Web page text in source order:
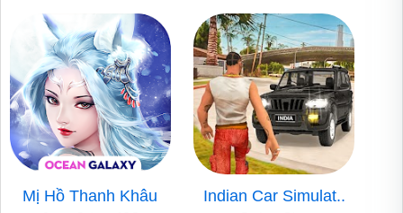
Mị Hồ Thanh Khâu Indian Car Simulat..